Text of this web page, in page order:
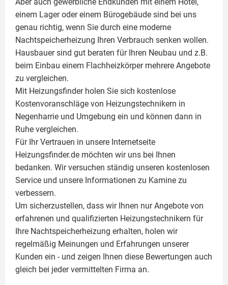
einem Lager oder einem Bürogebäude sind bei uns
genau richtig, wenn Sie durch eine moderne
Nachtspeicherheizung Ihren Verbrauch senken wollen.
Hausbauer sind gut beraten für Ihren Neubau und z.B.
beim Einbau einem Flachheizkörpermehrere Angebote
zu vergleichen.
Mit Heizungsfinder holen Sie sich kostenlose
Kostenvoranschläge von Heizungstechnikern in
Negenharrie und Umgebung ein und können dann in
Ruhe vergleichen.
Für Ihr Vertrauen in unsere Internetseite
Heizungsfinder.de möchten wir uns bei Ihnen
bedanken. Wir versuchen ständig unseren kostenlosen
Service und unsere Informationen zu Kamine zu
verbessern.
Um sicherzustellen, dass wir Ihnen nur Angebote von
erfahrenen und qualifizierten Heizungstechnikern für
Ihre Nachtspeicherheizung erhalten, holen wir
regelmäßig Meinungen und Erfahrungen unserer
Kunden ein - und zeigen Ihnen diese Bewertungen auch
gleich bei jeder vermittelten Firma an.